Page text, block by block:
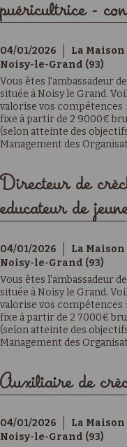
puéricultrice -
04/01/2026 La Maison
Noisy-le-Grand (93)
Vous êtes l'ambassadeur
située à Noisy le Grand.
valorise vos compétences
fixe à partir de 2 9000€
(selon atteinte des
Management des
Directeur de
educateur de
04/01/2026 La Maison
Noisy-le-Grand (93)
Vous êtes l'ambassadeur
située à Noisy le Grand.
valorise vos compétences
fixe à partir de 2 7000€
(selon atteinte des
Management des
Auxiliaire de
04/01/2026 La Maison
Noisy-le-Grand (93)